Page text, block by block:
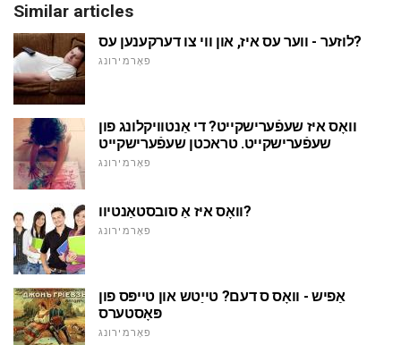
Similar articles
לוזער - ווער עס איז, און ווי צו דערקענען עס?
פאָרמירונג
וואָס איז שעפֿערישקייט? די אַנטוויקלונג פון
שעפֿערישקייט. טראכטן שעפֿערישקייט
פאָרמירונג
וואָס איז אַ סובסטאַנטיוו?
פאָרמירונג
אַפיש - וואָס ס דעם? טייַטש און טייפּס פון
פּאָסטערס
פאָרמירונג